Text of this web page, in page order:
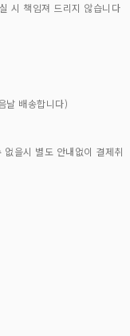
시 책임져 드리지 않습니다
날 배송합니다)
을시 별도 안내없이 결제취